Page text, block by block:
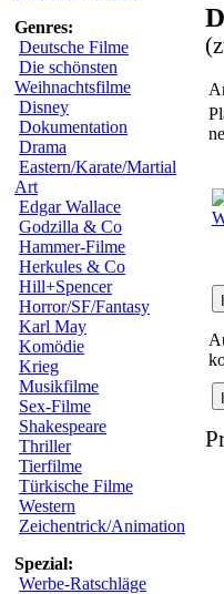
Genres:
Deutsche Filme
Die schönsten
Weihnachtsfilme
Disney
Dokumentation
Drama
Eastern/Karate/Martial
Art
Edgar Wallace
Godzilla & Co
Hammer-Filme
Herkules & Co
Hill+Spencer
Horror/SF/Fantasy
Karl May
Komödie
Krieg
Musikfilme
Sex-Filme
Shakespeare
Thriller
Tierfilme
Türkische Filme
Western
Zeichentrick/Animation
Spezial:
Werbe-Ratschläge